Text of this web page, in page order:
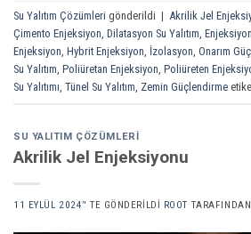
Su Yalıtım Çözümleri gönderildi | Akrilik Jel
Çimento Enjeksiyon, Dilatasyon Su Yalıtım,
Enjeksiyon, Hybrit Enjeksiyon, İzolasyon, Onarım
Su Yalıtım, Poliüretan Enjeksiyon, Poliüreten
Su Yalıtımı, Tünel Su Yalıtım, Zemin Güçlendirme
SU YALITIM ÇÖZÜMLERI
Akrilik Jel Enjeksiyonu
11 EYLÜL 2024’' TE GÖNDERILDI ROOT TARAFINDAN